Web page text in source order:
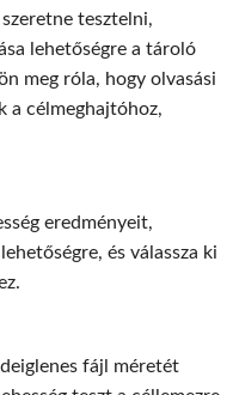
tesztelni,
lehetőségre a tároló
meg róla, hogy olvasási
a célmeghajtóhoz,
eredményeit,
és válassza ki
fájl méretét